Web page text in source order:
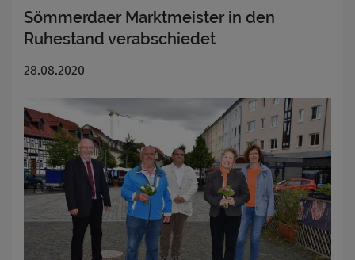
Sömmerdaer Marktmeister in den
Ruhestand verabschiedet
28.08.2020